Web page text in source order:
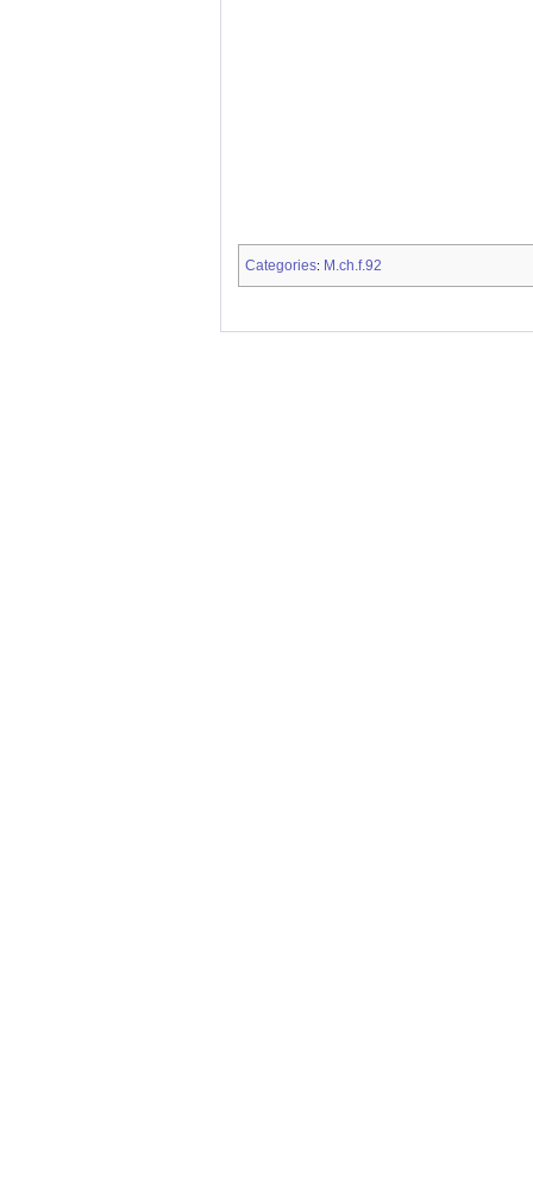
Categories: M.ch.f.92